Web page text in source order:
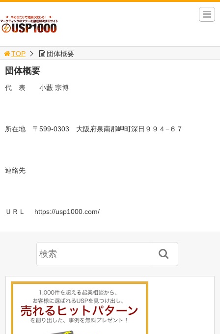
TOP 団体概要
団体概要
代 表 小藪 宗博
所在地 〒599-0303 大阪府泉南郡岬町深日９９４−６７
連絡先
ＵＲＬ https://usp1000.com/